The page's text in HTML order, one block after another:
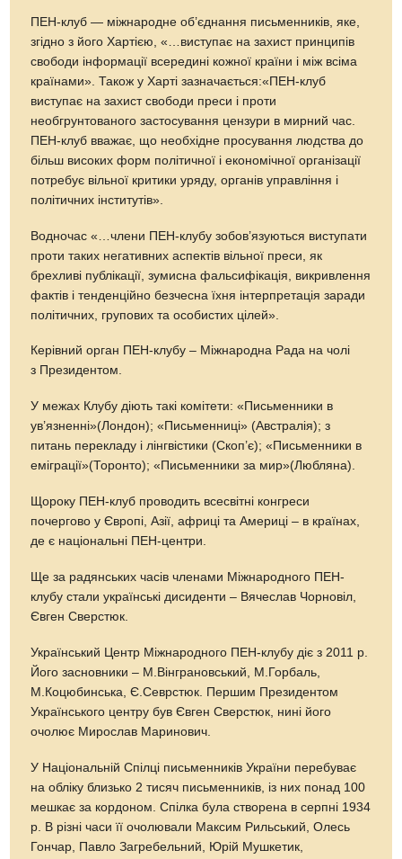
ПЕН-клуб — міжнародне об’єднання письменників, яке,
згідно з його Хартією, «…виступає на захист принципів
свободи інформації всередині кожної країни і між всіма
країнами». Також у Харті зазначається:«ПЕН-клуб
виступає на захист свободи преси і проти
необгрунтованого застосування цензури в мирний час.
ПЕН-клуб вважає, що необхідне просування людства до
більш високих форм політичної і економічної організації
потребує вільної критики уряду, органів управління і
політичних інститутів».
Водночас «…члени ПЕН-клубу зобов’язуються виступати
проти таких негативних аспектів вільної преси, як
брехливі публікації, зумисна фальсифікація, викривлення
фактів і тенденційно безчесна їхня інтерпретація заради
політичних, групових та особистих цілей».
Керівний орган ПЕН-клубу – Міжнародна Рада на чолі
з Президентом.
У межах Клубу діють такі комітети: «Письменники в
ув’язненні»(Лондон); «Письменниці» (Австралія); з
питань перекладу і лінгвістики (Скоп’є); «Письменники в
еміграції»(Торонто); «Письменники за мир»(Любляна).
Щороку ПЕН-клуб проводить всесвітні конгреси
почергово у Європі, Азії, африці та Америці – в країнах,
де є національні ПЕН-центри.
Ще за радянських часів членами Міжнародного ПЕН-
клубу стали українські дисиденти – Вячеслав Чорновіл,
Євген Сверстюк.
Український Центр Міжнародного ПЕН-клубу діє з 2011 р.
Його засновники – М.Вінграновський, М.Горбаль,
М.Коцюбинська, Є.Севрстюк. Першим Президентом
Українського центру був Євген Сверстюк, нині його
очолює Мирослав Маринович.
У Національній Спілці письменників України перебуває
на обліку близько 2 тисяч письменників, із них понад 100
мешкає за кордоном. Спілка була створена в серпні 1934
р. В різні часи її очолювали Максим Рильський, Олесь
Гончар, Павло Загребельний, Юрій Мушкетик,